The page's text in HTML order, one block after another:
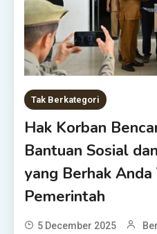
Tak Berkategori
Hak Korban
Bantuan Sosial
yang Berhak
Pemerintah
5 December 2025